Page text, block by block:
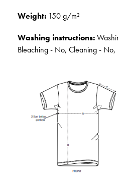
Weight: 150 g/m²
Washing instructions:
Bleaching - No, Cleaning - No,